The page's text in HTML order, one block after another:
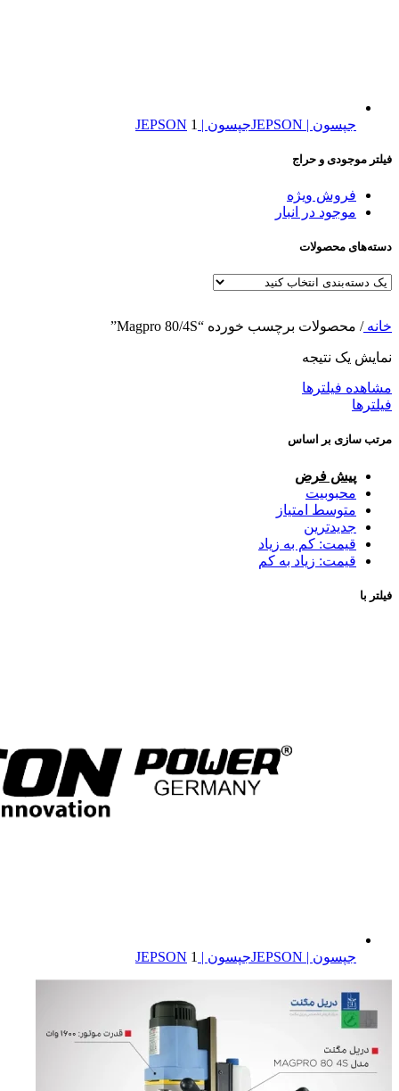
جپسون | JEPSON جپسون | JEPSON 1
فیلتر موجودی و حراج
فروش ویژه
موجود در انبار
دسته‌های محصولات
خانه/ محصولات برچسب خورده “Magpro 80/4S”
نمایش یک نتیجه
مشاهده فیلترها
فیلترها
مرتب سازی بر اساس
پیش فرض
محبوبیت
متوسط امتیاز
جدیدترین
قیمت: کم به زیاد
قیمت: زیاد به کم
فیلتر با
جپسون | JEPSON جپسون | JEPSON 1